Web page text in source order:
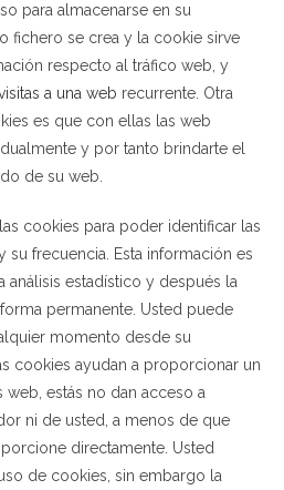
para almacenarse en su
fichero se crea y la cookie sirve
respecto al tráfico web, y
a una web recurrente. Otra
es que con ellas las web
y por tanto brindarte el
de su web.
cookies para poder identificar las
su frecuencia. Esta información es
análisis estadístico y después la
permanente. Usted puede
momento desde su
cookies ayudan a proporcionar un
estás no dan acceso a
ni de usted, a menos de que
directamente. Usted
de cookies, sin embargo la